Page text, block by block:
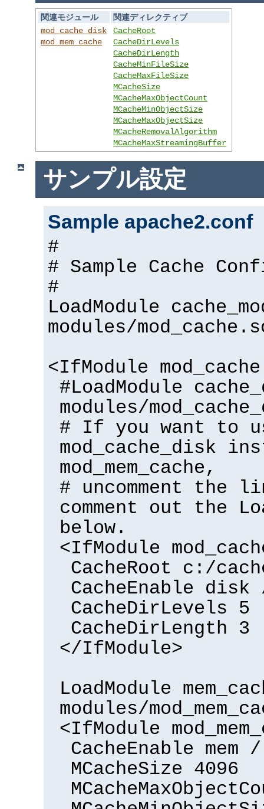
関連モジュール
関連ディレクティブ
mod_cache_disk
mod_mem_cache
CacheRoot
CacheDirLevels
CacheDirLength
CacheMinFileSize
CacheMaxFileSize
MCacheSize
MCacheMaxObjectCount
MCacheMinObjectSize
MCacheMaxObjectSize
MCacheRemovalAlgorithm
MCacheMaxStreamingBuffer
サンプル設定
Sample apache2.conf
#
# Sample Cache
#
LoadModule
modules/
<IfModule
#LoadModule
modules/
# If you want to
mod_cache_disk
mod_mem_cache,
# uncomment the
comment out the
below.
<IfModule
CacheRoot c:/
CacheEnable disk
CacheDirLevels 5
CacheDirLength 3
</IfModule>
LoadModule
modules/
<IfModule
CacheEnable mem /
MCacheSize 4096